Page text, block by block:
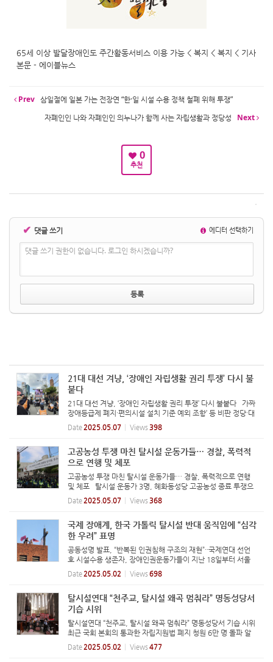
65세 이상 발달장애인도 주간활동서비스 이용 가능 < 복지 < 복지 < 기사
본문 - 에이블뉴스
Prev 삼일절에 일본 가는 전장연 “한·일 시설 수용 정책 철폐 위해 투쟁”
자폐인인 나와 자폐인인 의누나가 함께 사는 자립생활과 정당성
Next
0
추천
✔ 댓글 쓰기 에디터 선택하기
댓글 쓰기 권한이 없습니다. 로그인 하시겠습니까?
21대 대선 겨냥, ‘장애인 자립생활 권리 투쟁’ 다시 불
붙다
21대 대선 겨냥, ‘장애인 자립생활 권리 투쟁’ 다시 불붙다 가짜
장애등급제 폐지·편의시설 설치 기준 예외 조항’ 등 비판 정당·대
선 후보에 자립생활 권리 정책요구‥“이제 답할 차례” 전국장애
인차별철폐연대와 한국장애인자립생활센터협의회 등 9개 단체
Date2025.05.07 Views 398
고공농성 투쟁 마친 탈시설 운동가들… 경찰, 폭력적
으로 연행 및 체포
고공농성 투쟁 마친 탈시설 운동가들… 경찰, 폭력적으로 연행
및 체포 탈시설 운동가 3명, 혜화동성당 고공농성 종료 투쟁으
로 복지부 장관·천주교 서울대교구장 면담 성사해 경찰, 고공농
성자들 강압적으로 연행 및 체포 검찰, 체포·압수수색 영장 발
Date2025.05.07 Views 368
국제 장애계, 한국 가톨릭 탈시설 반대 움직임에 “심각
한 우려” 표명
공동성명 발표, “반복된 인권침해 구조의 재현”··국제연대 선언
호 시설수용 생존자, 장애인권운동가들이 지난 18일부터 서울
혜화동 성당 종탑 위에서 “장애인 탈시설 권리”를 요구하며 고공
농성을 이어가고 있다. ©전국장애인차별철폐연대 국제 장애계
Date2025.05.02 Views 698
탈시설연대 “천주교, 탈시설 왜곡 멈춰라” 명동성당서
기습 시위
탈시설연대 “천주교, 탈시설 왜곡 멈춰라” 명동성당서 기습 시위
최근 국회 본회의 통과한 자립지원법 폐지 청원 6만 명 돌파 알
고 보니 천주교에서 조직적으로 청원 주도 조규만 천주교 사회복
지위원장, 탈시설 왜곡한 입장문 발표 탈시설연대, 명동성당서
Date2025.05.02 Views 477